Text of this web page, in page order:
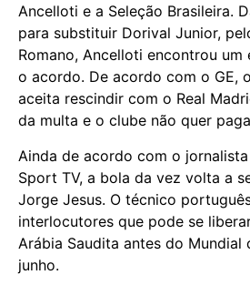
Ancelloti e a Seleção Brasileira.
para substituir Dorival Junior,
Romano, Ancelloti encontrou
o acordo. De acordo com o GE,
aceita rescindir com o Real
da multa e o clube não quer
Ainda de acordo com o
Sport TV, a bola da vez volta a
Jorge Jesus. O técnico
interlocutores que pode se
Arábia Saudita antes do Mundial
junho.